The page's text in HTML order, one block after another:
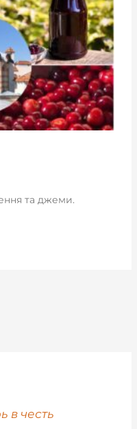
та джеми.
в честь